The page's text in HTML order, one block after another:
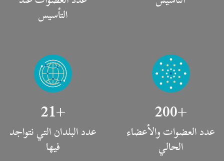
التأسيس
+
200
عدد العضوات والأعضاء
الحالي
+
21
عدد البلدان التي نتواجد
فيها